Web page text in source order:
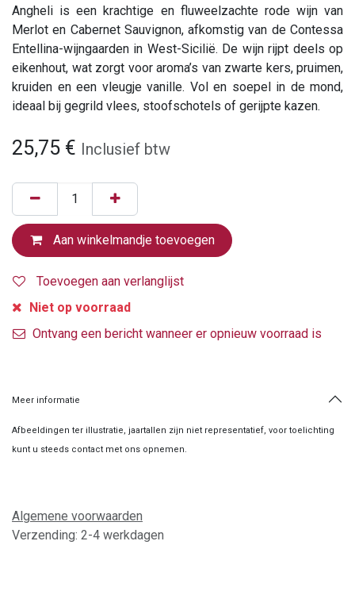
Angheli is een krachtige en fluweelzachte rode wijn van
Merlot en Cabernet Sauvignon, afkomstig van de Contessa
Entellina-wijngaarden in West-Sicilië. De wijn rijpt deels op
eikenhout, wat zorgt voor aroma’s van zwarte kers, pruimen,
kruiden en een vleugje vanille. Vol en soepel in de mond,
ideaal bij gegrild vlees, stoofschotels of gerijpte kazen.
25,75 € Inclusief btw
Aan winkelmandje toevoegen
Toevoegen aan verlanglijst
Niet op voorraad
Ontvang een bericht wanneer er opnieuw voorraad is
Meer informatie
Afbeeldingen ter illustratie, jaartallen zijn niet representatief, voor toelichting
kunt u steeds contact met ons opnemen.
Algemene voorwaarden
Verzending: 2-4 werkdagen